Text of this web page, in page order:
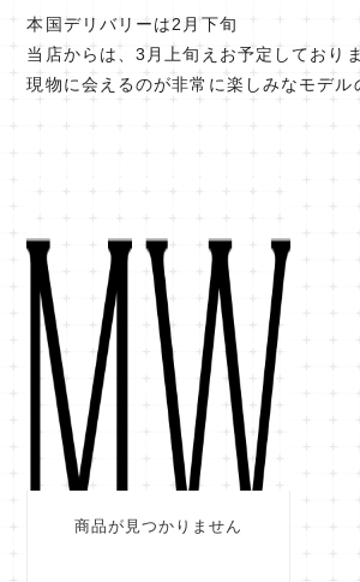
本国デリバリーは2月下旬
当店からは、3月上旬えお予定しており
現物に会えるのが非常に楽しみなモデル